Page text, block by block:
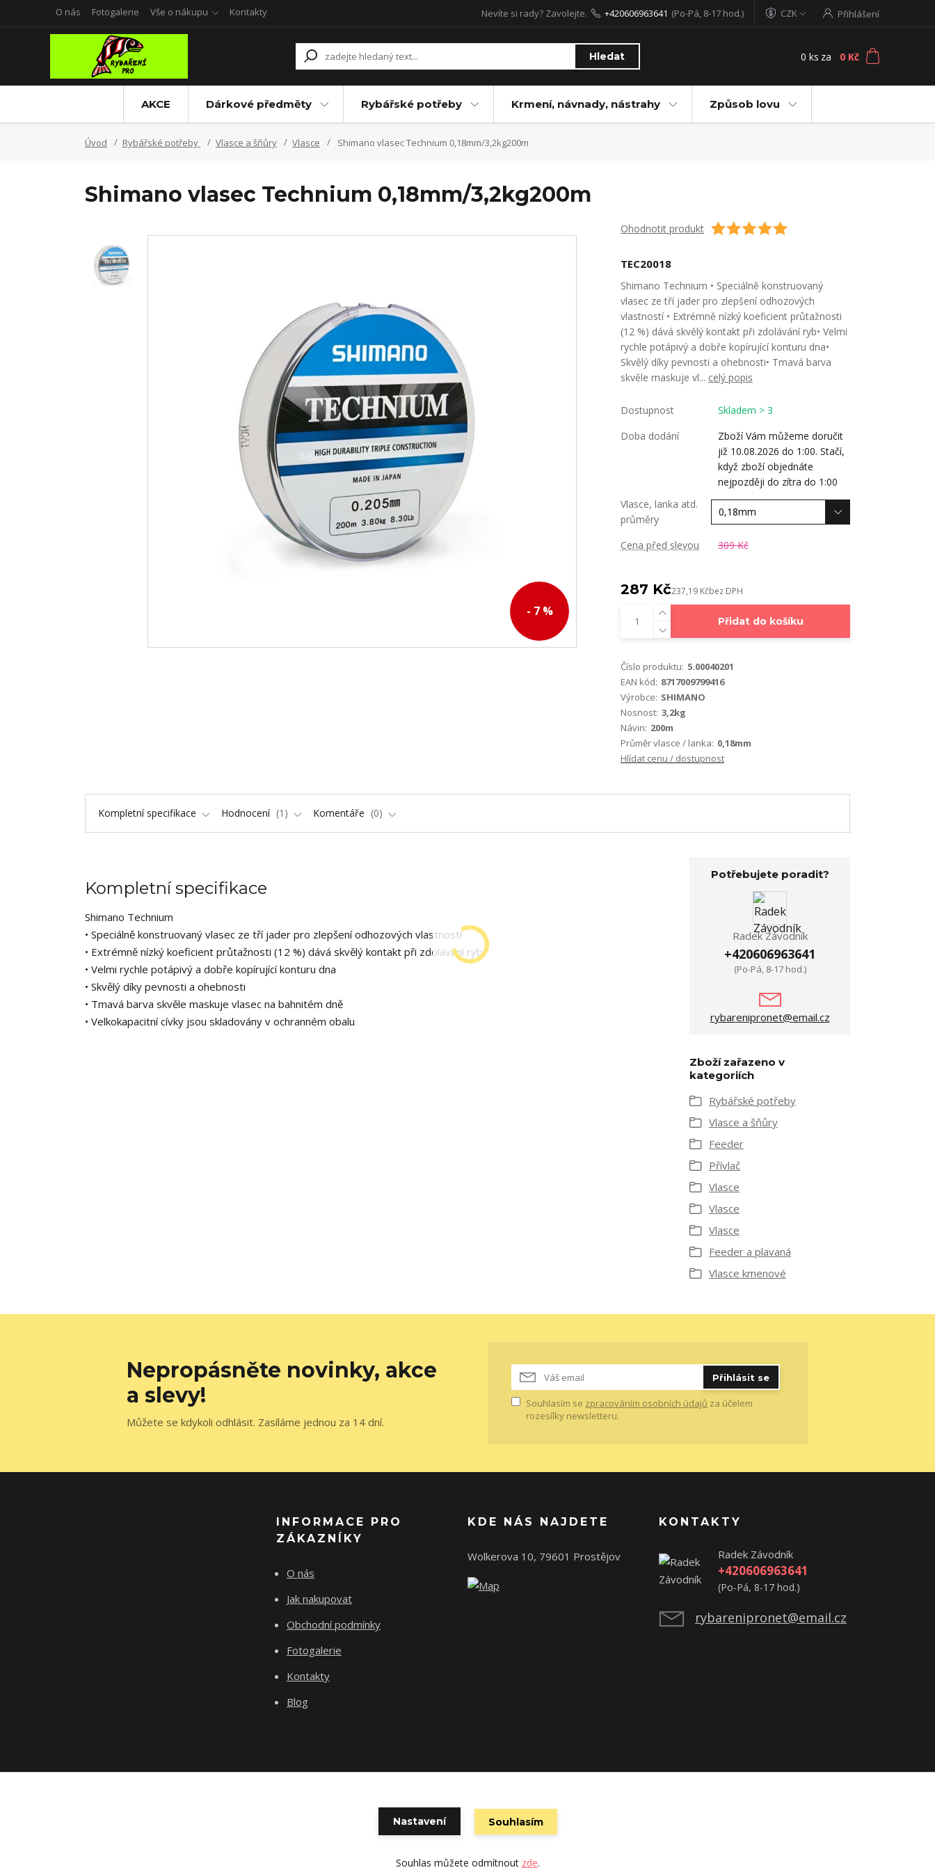
O nás Fotogalerie Vše o nákupu Kontakty CZK Přihlášení
Hledat
Nevíte si rady? Zavolejte. +420606963641 (Po-Pá, 8-17 hod.)
0 ks za 0 Kč
AKCE Dárkové předměty Rybářské potřeby Krmení, návnady, nástrahy Způsob lovu
Úvod Rybářské potřeby Vlasce a šňůry Vlasce Shimano vlasec Technium 0,18mm/3,2kg200m
Shimano vlasec Technium 0,18mm/3,2kg200m
- 7 %
Ohodnotit produkt
TEC20018
Shimano Technium • Speciálně konstruovaný
vlasec ze tří jader pro zlepšení odhozových
vlastností • Extrémně nízký koeficient průtažnosti
(12 %) dává skvělý kontakt při zdolávání ryb• Velmi
rychle potápivý a dobře kopírující konturu dna•
Skvělý díky pevnosti a ohebnosti• Tmavá barva
skvěle maskuje vl... celý popis
Dostupnost
Skladem > 3
Doba dodání
Zboží Vám můžeme doručit
již 10.08.2026 do 1:00. Stačí,
když zboží objednáte
nejpozději do zítra do 1:00
Vlasce, lanka atd.
průměry
Cena před slevou
309 Kč
287 Kč237,19 Kčbez DPH
Přidat do košíku
Číslo produktu: 5.00040201
EAN kód: 8717009799416
Výrobce: SHIMANO
Nosnost: 3,2kg
Návin: 200m
Průměr vlasce / lanka: 0,18mm
Hlídat cenu / dostupnost
Kompletní specifikace Hodnocení 1 Komentáře 0
Kompletní specifikace
Shimano Technium
• Speciálně konstruovaný vlasec ze tří jader pro zlepšení odhozových vlastností
• Extrémně nízký koeficient průtažnosti (12 %) dává skvělý kontakt při zdolávání ryb
• Velmi rychle potápivý a dobře kopírující konturu dna
• Skvělý díky pevnosti a ohebnosti
• Tmavá barva skvěle maskuje vlasec na bahnitém dně
• Velkokapacitní cívky jsou skladovány v ochranném obalu
Potřebujete poradit?
Radek Závodník
+420606963641
(Po-Pá, 8-17 hod.)
rybarenipronet@email.cz
Zboží zařazeno v
kategoriích
Rybářské potřeby
Vlasce a šňůry
Feeder
Přívlač
Vlasce
Vlasce
Vlasce
Feeder a plavaná
Vlasce kmenové
Nepropásněte novinky, akce
a slevy!
Můžete se kdykoli odhlásit. Zasíláme jednou za 14 dní.
Přihlásit se
Souhlasím se zpracováním osobních údajů za účelem
rozesílky newsletteru.
INFORMACE PRO
ZÁKAZNÍKY
O nás
Jak nakupovat
Obchodní podmínky
Fotogalerie
Kontakty
Blog
KDE NÁS NAJDETE
Wolkerova 10, 79601 Prostějov
KONTAKTY
Radek Závodník
+420606963641
(Po-Pá, 8-17 hod.)
rybarenipronet@email.cz
test
Vytvořeno na
Nastavení Souhlasím
Souhlas můžete odmítnout zde.